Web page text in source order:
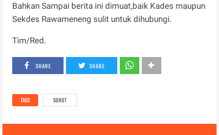
Bahkan Sampai berita ini dimuat,baik Kades maupun
Sekdes Rawameneng sulit untuk dihubungi.
Tim/Red.
SHARE SHARE
TAGS SOROT